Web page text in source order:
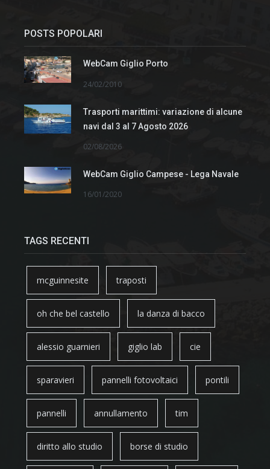
POSTS POPOLARI
WebCam Giglio Porto
24/02/2010
Trasporti marittimi: variazione di alcune
navi dal 3 al 7 Agosto 2026
02/08/2026
WebCam Giglio Campese - Lega Navale
16/01/2020
TAGS RECENTI
mcguinnesite traposti
oh che bel castello la danza di bacco
alessio guarnieri giglio lab cie
sparavieri pannelli fotovoltaici pontili
pannelli annullamento tim
diritto allo studio borse di studio